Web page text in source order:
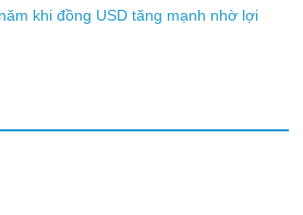
khi đồng USD tăng mạnh nhờ lợi